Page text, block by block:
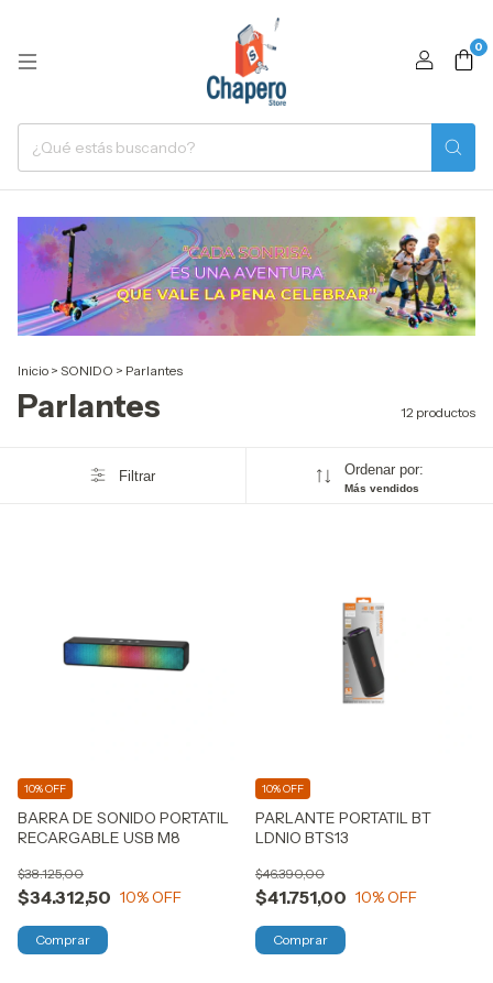
0
Inicio > SONIDO > Parlantes
Parlantes 12 productos
Filtrar Ordenar por:
Más vendidos
BARRA DE SONIDO PORTATIL
RECARGABLE USB M8
$34.312,50
$38.125,00
10% OFF
10% OFF
PARLANTE PORTATIL BT
LDNIO BTS13
$41.751,00
$46.390,00
10% OFF
10% OFF